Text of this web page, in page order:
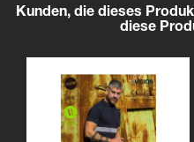
Kunden, die dieses
diese